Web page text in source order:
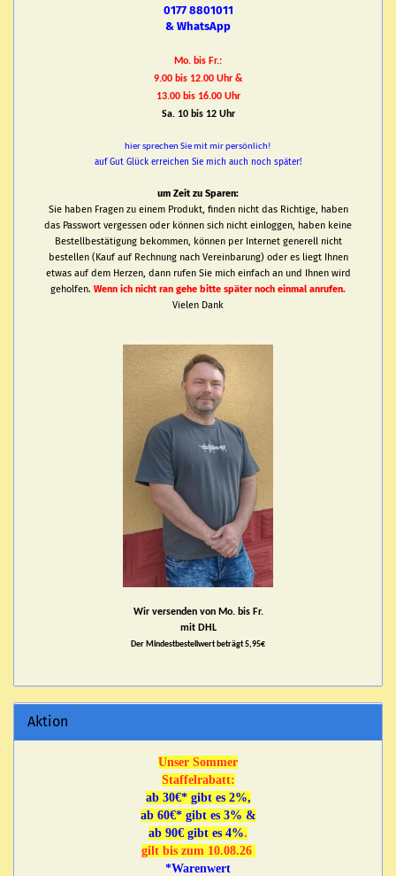
0177 8801011
& WhatsApp
Mo. bis Fr.:
9.00 bis 12.00 Uhr &
13.00 bis 16.00 Uhr
Sa. 10 bis 12 Uhr
hier sprechen Sie mit mir persönlich!
auf Gut Glück erreichen Sie mich auch noch später!
um Zeit zu Sparen:
Sie haben Fragen zu einem Produkt, finden nicht das Richtige, haben
das Passwort vergessen oder können sich nicht einloggen, haben keine
Bestellbestätigung bekommen, können per Internet generell nicht
bestellen (Kauf auf Rechnung nach Vereinbarung) oder es liegt Ihnen
etwas auf dem Herzen, dann rufen Sie mich einfach an und Ihnen wird
geholfen. Wenn ich nicht ran gehe bitte später noch einmal anrufen.
Vielen Dank
Wir versenden von Mo. bis Fr.
mit DHL
Der Mindestbestellwert beträgt 5,95€
Aktion
Unser Sommer
Staffelrabatt:
ab 30€* gibt es 2%,
ab 60€* gibt es 3% &
ab 90€ gibt es 4%.
gilt bis zum 10.08.26
*Warenwert